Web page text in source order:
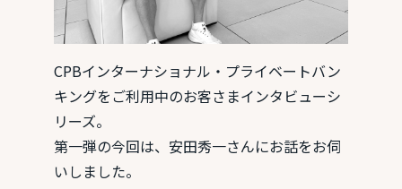
CPBインターナショナル・プライベートバン
キングをご利用中のお客さまインタビューシ
リーズ。
第一弾の今回は、安田秀一さんにお話をお伺
いしました。